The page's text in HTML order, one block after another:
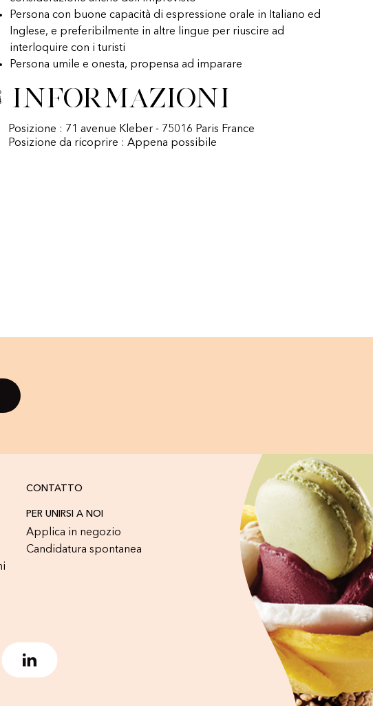
Persona con buone capacità di espressione orale in Italiano ed
Inglese, e preferibilmente in altre lingue per riuscire ad
interloquire con i turisti
Persona umile e onesta, propensa ad imparare
Informazioni
Posizione : 71 avenue Kleber - 75016 Paris France
Posizione da ricoprire : Appena possibile
CONTATTO
PER UNIRSI A NOI
Applica in negozio
Candidatura spontanea